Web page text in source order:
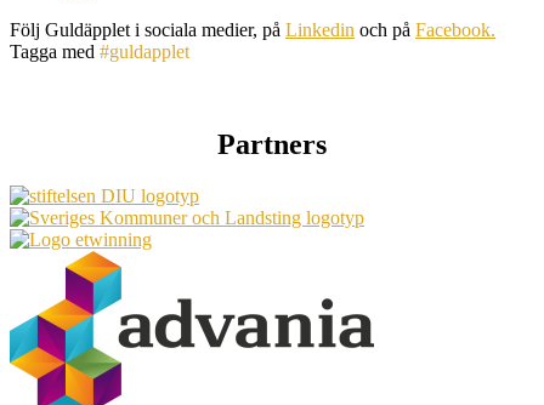
Följ Guldäpplet i sociala medier, på Linkedin och på Facebook.
Tagga med #guldapplet
Partners